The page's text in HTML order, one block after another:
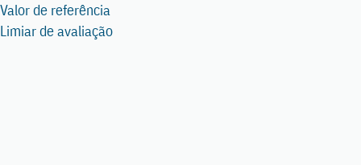
Valor de referência
Limiar de avaliação